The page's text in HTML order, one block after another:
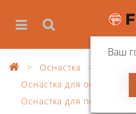
Ваш
Оснастка
Оснастка для обработки
Оснастка для